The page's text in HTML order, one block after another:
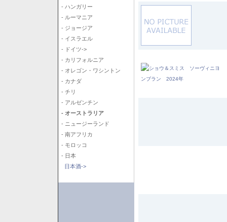
- ハンガリー
- ルーマニア
- ジョージア
- イスラエル
- ドイツ->
- カリフォルニア
- オレゴン・ワシントン
- カナダ
- チリ
- アルゼンチン
- オーストラリア
- ニュージーランド
- 南アフリカ
- モロッコ
- 日本
日本酒->